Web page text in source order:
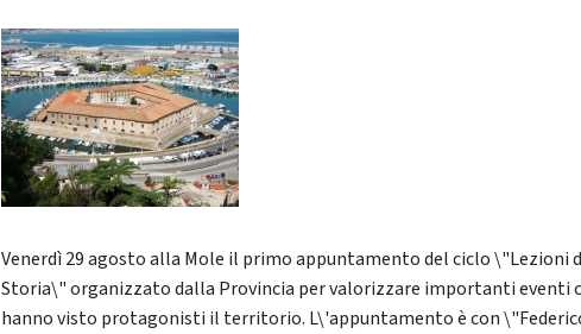
Venerdì 29 agosto alla Mole il primo appuntamento del ciclo \"Lezioni
Storia\" organizzato dalla Provincia per valorizzare importanti eventi
hanno visto protagonisti il territorio. L\'appuntamento è con